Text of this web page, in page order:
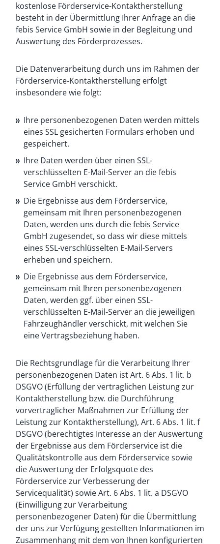
kostenlose Förderservice-Kontaktherstellung
besteht in der Übermittlung Ihrer Anfrage an die
febis Service GmbH sowie in der Begleitung und
Auswertung des Förderprozesses.
Die Datenverarbeitung durch uns im Rahmen der
Förderservice-Kontaktherstellung erfolgt
insbesondere wie folgt:
Ihre personenbezogenen Daten werden mittels
eines SSL gesicherten Formulars erhoben und
gespeichert.
Ihre Daten werden über einen SSL-
verschlüsselten E-Mail-Server an die febis
Service GmbH verschickt.
Die Ergebnisse aus dem Förderservice,
gemeinsam mit Ihren personenbezogenen
Daten, werden uns durch die febis Service
GmbH zugesendet, so dass wir diese mittels
eines SSL-verschlüsselten E-Mail-Servers
erheben und speichern.
Die Ergebnisse aus dem Förderservice,
gemeinsam mit Ihren personenbezogenen
Daten, werden ggf. über einen SSL-
verschlüsselten E-Mail-Server an die jeweiligen
Fahrzeughändler verschickt, mit welchen Sie
eine Vertragsbeziehung haben.
Die Rechtsgrundlage für die Verarbeitung Ihrer
personenbezogenen Daten ist Art. 6 Abs. 1 lit. b
DSGVO (Erfüllung der vertraglichen Leistung zur
Kontaktherstellung bzw. die Durchführung
vorvertraglicher Maßnahmen zur Erfüllung der
Leistung zur Kontaktherstellung), Art. 6 Abs. 1 lit. f
DSGVO (berechtigtes Interesse an der Auswertung
der Ergebnisse aus dem Förderservice ist die
Qualitätskontrolle aus dem Förderservice sowie
die Auswertung der Erfolgsquote des
Förderservice zur Verbesserung der
Servicequalität) sowie Art. 6 Abs. 1 lit. a DSGVO
(Einwilligung zur Verarbeitung
personenbezogener Daten) für die Übermittlung
der uns zur Verfügung gestellten Informationen im
Zusammenhang mit dem von Ihnen konfigurierten